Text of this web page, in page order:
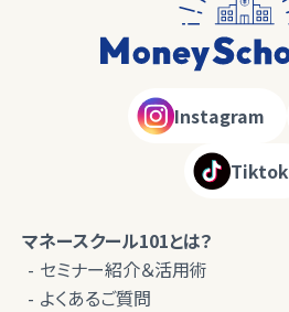
Instagram
Tiktok
マネースクール101とは？
セミナー紹介＆活用術
よくあるご質問